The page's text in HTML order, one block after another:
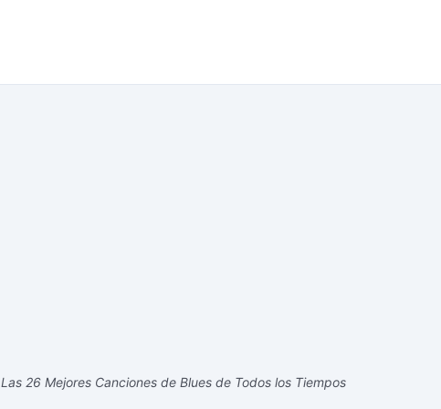
Las 26 Mejores Canciones de Blues de Todos los Tiempos